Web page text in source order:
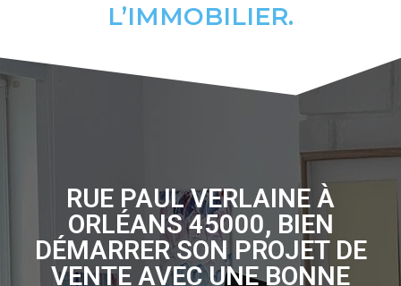
L’IMMOBILIER.
RUE PAUL VERLAINE À
ORLÉANS 45000, BIEN
DÉMARRER SON PROJET DE
VENTE AVEC UNE BONNE